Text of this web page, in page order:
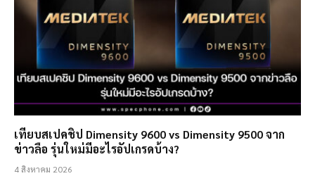
เทียบสเปคชิป Dimensity 9600 vs Dimensity 9500 จาก
ข่าวลือ รุ่นใหม่มีอะไรอัปเกรดบ้าง?
4 สิงหาคม 2026